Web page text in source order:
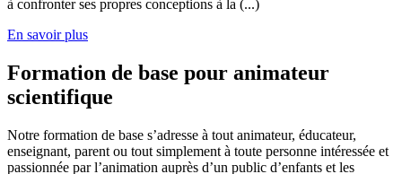
à confronter ses propres conceptions à la (...)
En savoir plus
Formation de base pour animateur
scientifique
Notre formation de base s’adresse à tout animateur, éducateur,
enseignant, parent ou tout simplement à toute personne intéressée et
passionnée par l’animation auprès d’un public d’enfants et les